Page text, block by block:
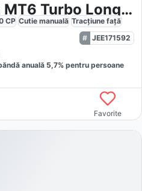
Jeep Avenger 1.2 MT6 Turbo Longitude
CP Cutie manuală Tracțiune față
JEE171592
anuală 5,7% pentru persoane
Favorite